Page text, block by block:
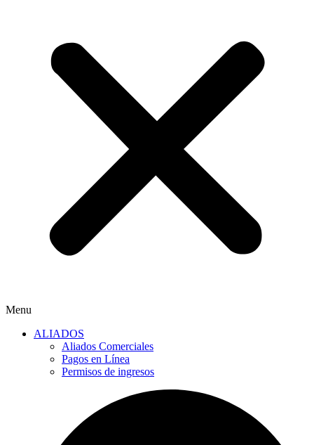
Menu
ALIADOS
Aliados Comerciales
Pagos en Línea
Permisos de ingresos